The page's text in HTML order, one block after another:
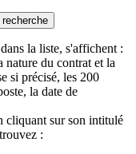
la liste, s'affichent :
du contrat et la
si précisé, les 200
la date de
cliquant sur son intitulé
: